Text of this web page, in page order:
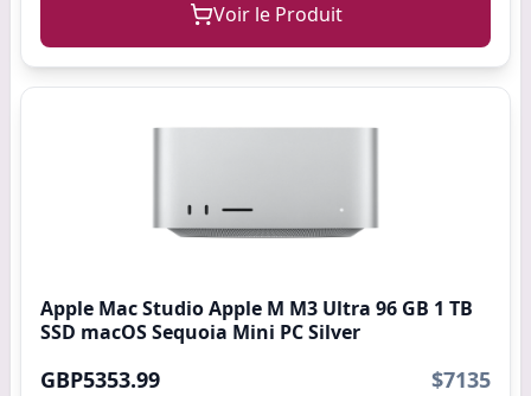
Voir le Produit
Apple Mac Studio Apple M M3 Ultra 96 GB 1 TB
SSD macOS Sequoia Mini PC Silver
GBP5353.99 $7135